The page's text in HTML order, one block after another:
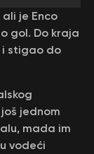
je Enco
gol. Do kraja
i stigao do
jednom
mada im
vodeći